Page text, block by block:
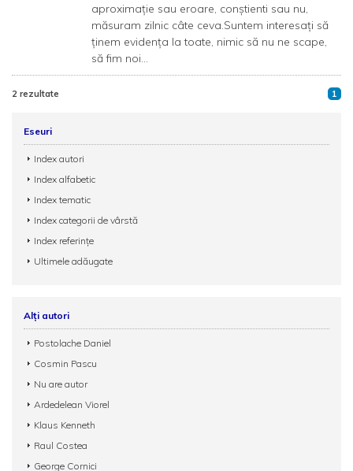
aproximație sau eroare, conștienti sau nu,
măsuram zilnic câte ceva.Suntem interesați să
ținem evidența la toate, nimic să nu ne scape,
să fim noi...
2 rezultate 1
Eseuri
Index autori
Index alfabetic
Index tematic
Index categorii de vârstă
Index referințe
Ultimele adăugate
Alți autori
Postolache Daniel
Cosmin Pascu
Nu are autor
Ardedelean Viorel
Klaus Kenneth
Raul Costea
George Cornici